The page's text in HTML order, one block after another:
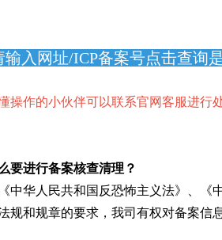
输入网址/ICP备案号点击查询
操作的小伙伴可以联系官网客服进行
要进行备案核查清理？
中华人民共和国反恐怖主义法》、《
规和规章的要求，我司有权对备案信